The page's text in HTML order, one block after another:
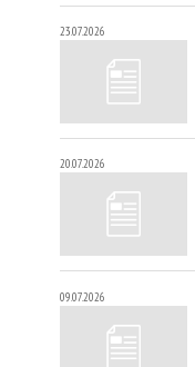
23.07.2026
20.07.2026
09.07.2026